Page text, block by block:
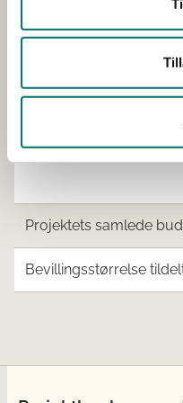
Udfører/hovedansøger
Øvrige
Projektets samlede
Bevillingsstørrelse